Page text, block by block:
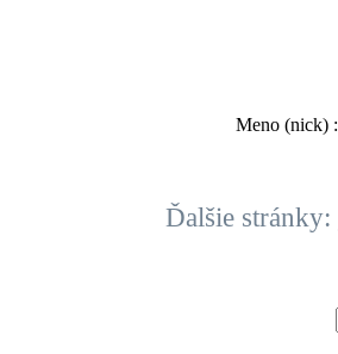
Meno (nick) :
Ďalšie stránky: